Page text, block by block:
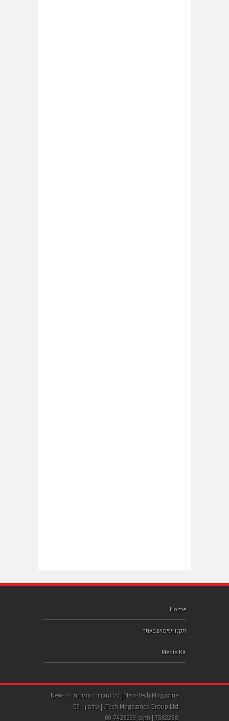
Home
תקנון שימוש באתר
Media Kit
New-Tech Magazine | כל הזכויות שמורות ל- New-
Tech Magazines Group Ltd. | טלפון: 09-
7882288 | פקס: 09-7428299